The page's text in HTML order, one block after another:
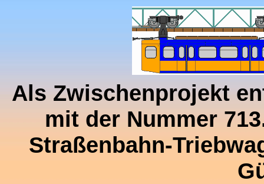
Als Zwischenprojekt
mit der Nummer
Straßenbahn-